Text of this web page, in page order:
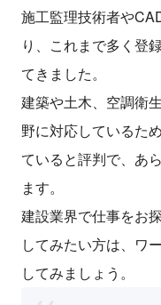
施工監理技術者や
り、これまで多く登
てきました。
建築や土木、空調衛
野に対応しているた
ていると評判で、あ
ます。
建設業界で仕事をお
してみたい方は、ワ
してみましょう。